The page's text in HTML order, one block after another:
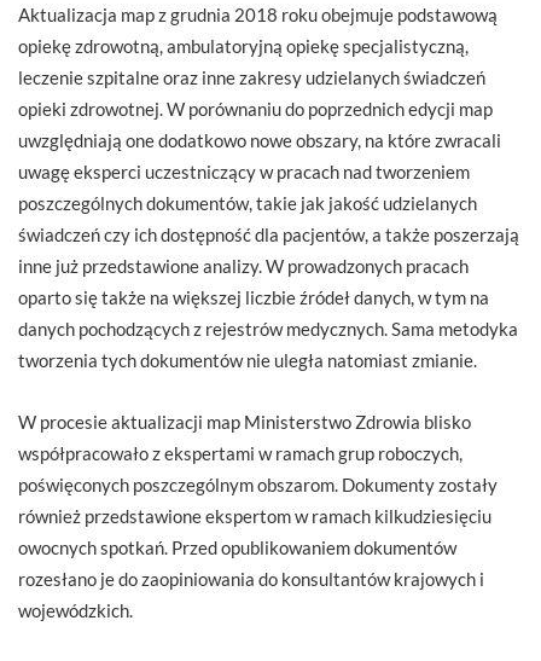
Aktualizacja map z grudnia 2018 roku obejmuje podstawową
opiekę zdrowotną, ambulatoryjną opiekę specjalistyczną,
leczenie szpitalne oraz inne zakresy udzielanych świadczeń
opieki zdrowotnej. W porównaniu do poprzednich edycji map
uwzględniają one dodatkowo nowe obszary, na które zwracali
uwagę eksperci uczestniczący w pracach nad tworzeniem
poszczególnych dokumentów, takie jak jakość udzielanych
świadczeń czy ich dostępność dla pacjentów, a także poszerzają
inne już przedstawione analizy. W prowadzonych pracach
oparto się także na większej liczbie źródeł danych, w tym na
danych pochodzących z rejestrów medycznych. Sama metodyka
tworzenia tych dokumentów nie uległa natomiast zmianie.
W procesie aktualizacji map Ministerstwo Zdrowia blisko
współpracowało z ekspertami w ramach grup roboczych,
poświęconych poszczególnym obszarom. Dokumenty zostały
również przedstawione ekspertom w ramach kilkudziesięciu
owocnych spotkań. Przed opublikowaniem dokumentów
rozesłano je do zaopiniowania do konsultantów krajowych i
wojewódzkich.